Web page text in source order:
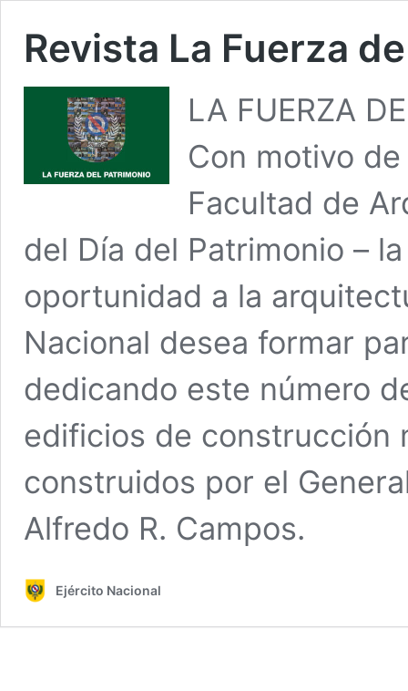
Revista La Fuerza
LA FUERZA
Con motivo
Facultad de
del Día del Patrimonio –
oportunidad a la
Nacional desea formar
dedicando este número
edificios de construcción
construidos por el
Alfredo R. Campos.
Ejército Nacional